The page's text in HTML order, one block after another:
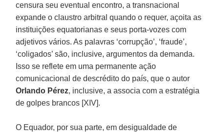
censura seu eventual encontro, a transnacional
expande o claustro arbitral quando o requer, açoita as
instituições equatorianas e seus porta-vozes com
adjetivos vários. As palavras ‘corrupção’, ‘fraude’,
‘coligados’ são, inclusive, argumentos da demanda.
Isso se reflete em uma permanente ação
comunicacional de descrédito do país, que o autor
Orlando Pérez, inclusive, a associa com a estratégia
de golpes brancos [XIV].
O Equador, por sua parte, em desigualdade de